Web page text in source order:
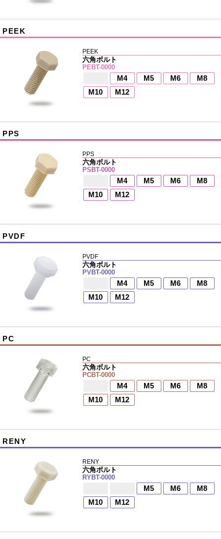
PEEK
PEEK
六角ボルト
PEBT-0000
M4 M5 M6
M8
M10
M12
PPS
PPS
六角ボルト
PSBT-0000
M4 M5 M6
M8
M10
M12
PVDF
PVDF
六角ボルト
PVBT-0000
M4 M5 M6
M8
M10
M12
PC
PC
六角ボルト
PCBT-0000
M4 M5 M6
M8
M10
M12
RENY
RENY
六角ボルト
RYBT-0000
M5 M6
M8
M10
M12